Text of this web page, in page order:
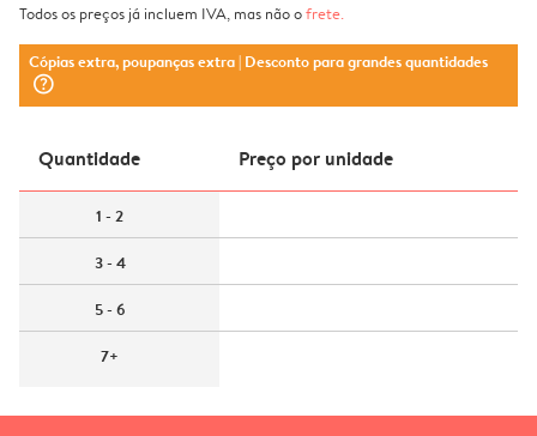
Todos os preços já incluem IVA, mas não ofrete.
Cópias extra, poupanças extra| Desconto para grandes quantidades
question_mark_circle
Quantidade Preço por unidade
1 - 2
3 - 4
5 - 6
7+